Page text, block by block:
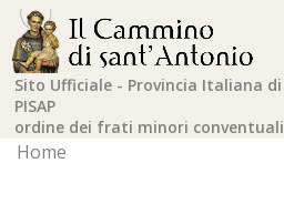
Sito Ufficiale - Provincia Italiana
PISAP
ordine dei frati minori conventuali
Home